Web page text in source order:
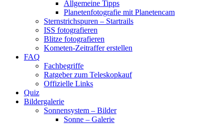
Allgemeine Tipps
Planetenfotografie mit Planetencam
Sternstrichspuren – Startrails
ISS fotografieren
Blitze fotografieren
Kometen-Zeitraffer erstellen
FAQ
Fachbegriffe
Ratgeber zum Teleskopkauf
Offizielle Links
Quiz
Bildergalerie
Sonnensystem – Bilder
Sonne – Galerie